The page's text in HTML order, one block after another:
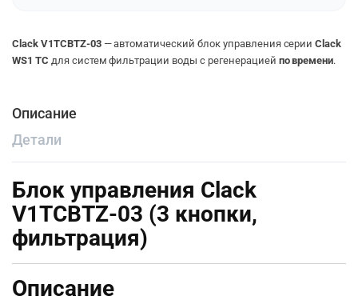
Clack V1TCBTZ-03— автоматический блок управления серииClack
WS1 TC для систем фильтрации воды с регенерацией по времени.
Описание
Детали
Блок управления Clack
V1TCBTZ-03 (3 кнопки,
фильтрация)
Описание